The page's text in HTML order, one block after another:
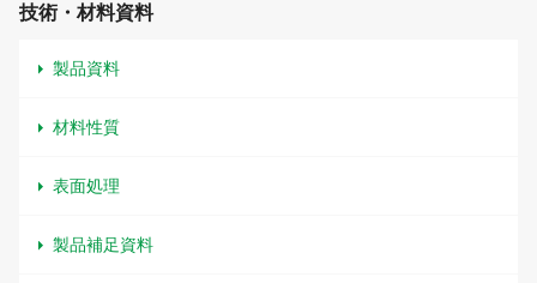
技術・材料資料
製品資料
材料性質
表面処理
製品補足資料